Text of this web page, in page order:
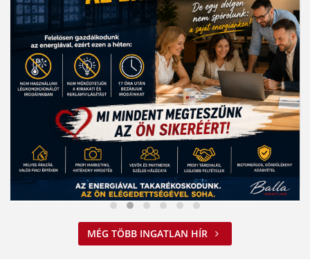
Nem spórolunk az energiával
MÉG TÖBB INGATLAN HÍR